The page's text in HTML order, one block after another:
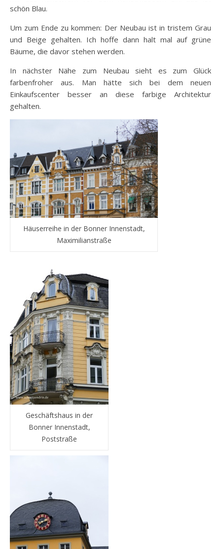
schön Blau.
Um zum Ende zu kommen: Der Neubau ist in tristem Grau
und Beige gehalten. Ich hoffe dann halt mal auf grüne
Bäume, die davor stehen werden.
In nächster Nähe zum Neubau sieht es zum Glück
farbenfroher aus. Man hätte sich bei dem neuen
Einkaufscenter besser an diese farbige Architektur
gehalten.
Häuserreihe in der Bonner Innenstadt,
Maximilianstraße
Geschäftshaus in der
Bonner Innenstadt,
Poststraße